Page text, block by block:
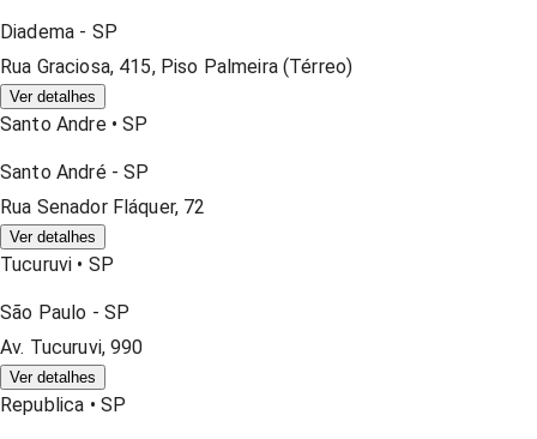
Diadema - SP
Rua Graciosa, 415, Piso Palmeira (térreo)
Ver detalhes
Santo Andre• SP
Santo André-SP
Rua Senador Fláquer, 72
Ver detalhes
Tucuruvi • SP
São Paulo - SP
Av. Tucuruvi, 990
Ver detalhes
Republica • SP